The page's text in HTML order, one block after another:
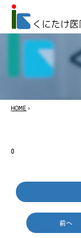
HOME ›
0
前へ